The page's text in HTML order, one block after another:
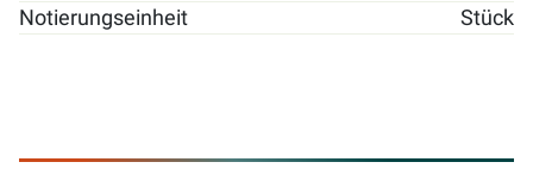
Notierungseinheit
Stück